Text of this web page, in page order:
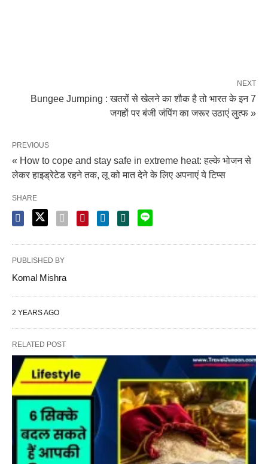
NEXT
Bungee Jumping : खतरों से खेलने का शौक है तो भारत के इन 7
जगहों पर बंजी जंपिंग का जरूर उठाएं लुत्फ »
PREVIOUS
« How to cope and stay safe in extreme heat: हल्के भोजन से
लेकर हाइड्रेटेड रहने तक, लू को मात देने के लिए अपनाएं ये टिप्स
SHARE
PUBLISHED BY
Komal Mishra
2 YEARS AGO
RELATED POST